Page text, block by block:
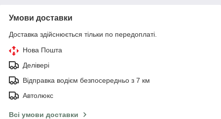
Умови доставки
Доставка здійснюється тільки по передоплаті.
Нова Пошта
Делівері
Відправка водієм безпосередньо з 7 км
Автолюкс
Всі умови доставки